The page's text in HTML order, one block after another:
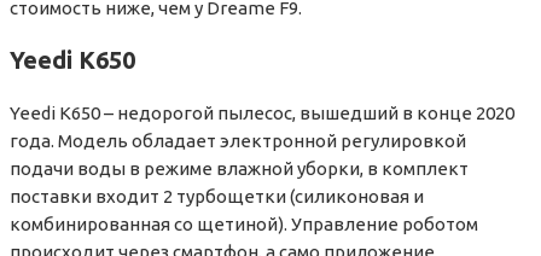
стоимость ниже, чем у Dreame F9.
Yeedi K650
Yeedi K650 – недорогой пылесос, вышедший в конце 2020
года. Модель обладает электронной регулировкой
подачи воды в режиме влажной уборки, в комплект
поставки входит 2 турбощетки (силиконовая и
комбинированная со щетиной). Управление роботом